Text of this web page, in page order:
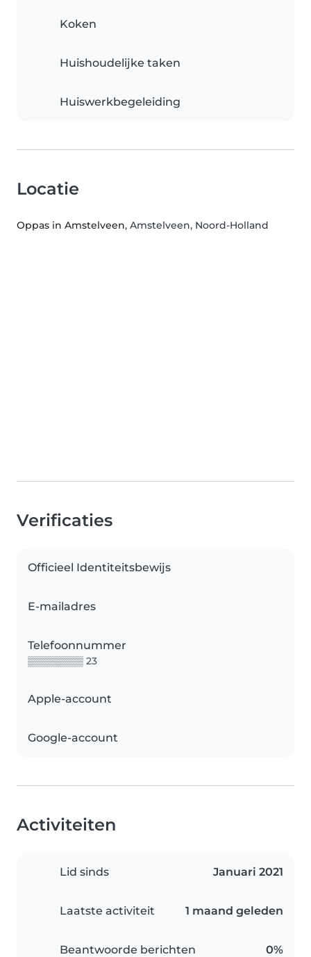
Koken
Huishoudelijke taken
Huiswerkbegeleiding
Locatie
Oppas in Amstelveen, Amstelveen, Noord-Holland
Verificaties
Officieel Identiteitsbewijs
E-mailadres
Telefoonnummer
▒▒▒▒▒▒▒▒ 23
Apple-account
Google-account
Activiteiten
Lid sinds Januari 2021
Laatste activiteit 1 maand geleden
Beantwoorde berichten 0%